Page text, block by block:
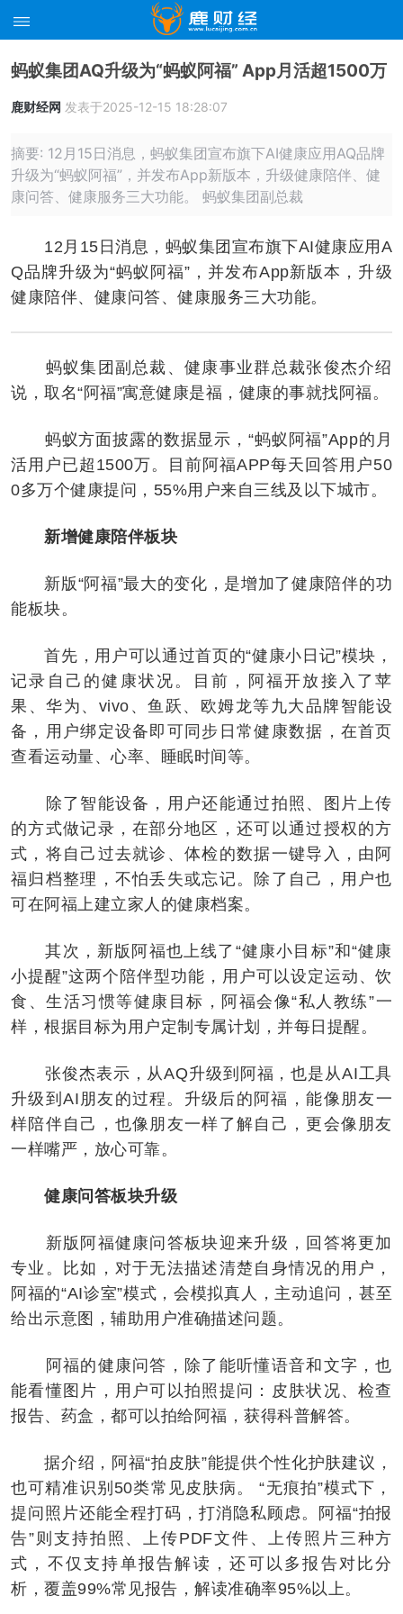
蚂蚁集团AQ升级为“蚂蚁阿福” App月活超1500万
鹿财经网 发表于2025-12-15 18:28:07
摘要: 12月15日消息，蚂蚁集团宣布旗下AI健康应用AQ品牌
升级为“蚂蚁阿福”，并发布App新版本，升级健康陪伴、健
康问答、健康服务三大功能。 蚂蚁集团副总裁
12月15日消息，蚂蚁集团宣布旗下AI健康应用A
Q品牌升级为“蚂蚁阿福”，并发布App新版本，升级
健康陪伴、健康问答、健康服务三大功能。
蚂蚁集团副总裁、健康事业群总裁张俊杰介绍
说，取名“阿福”寓意健康是福，健康的事就找阿福。
蚂蚁方面披露的数据显示，“蚂蚁阿福”App的月
活用户已超1500万。目前阿福APP每天回答用户50
0多万个健康提问，55%用户来自三线及以下城市。
新增健康陪伴板块
新版“阿福”最大的变化，是增加了健康陪伴的功
能板块。
首先，用户可以通过首页的“健康小日记”模块，
记录自己的健康状况。目前，阿福开放接入了苹
果、华为、vivo、鱼跃、欧姆龙等九大品牌智能设
备，用户绑定设备即可同步日常健康数据，在首页
查看运动量、心率、睡眠时间等。
除了智能设备，用户还能通过拍照、图片上传
的方式做记录，在部分地区，还可以通过授权的方
式，将自己过去就诊、体检的数据一键导入，由阿
福归档整理，不怕丢失或忘记。除了自己，用户也
可在阿福上建立家人的健康档案。
其次，新版阿福也上线了“健康小目标”和“健康
小提醒”这两个陪伴型功能，用户可以设定运动、饮
食、生活习惯等健康目标，阿福会像“私人教练”一
样，根据目标为用户定制专属计划，并每日提醒。
张俊杰表示，从AQ升级到阿福，也是从AI工具
升级到AI朋友的过程。升级后的阿福，能像朋友一
样陪伴自己，也像朋友一样了解自己，更会像朋友
一样嘴严，放心可靠。
健康问答板块升级
新版阿福健康问答板块迎来升级，回答将更加
专业。比如，对于无法描述清楚自身情况的用户，
阿福的“AI诊室”模式，会模拟真人，主动追问，甚至
给出示意图，辅助用户准确描述问题。
阿福的健康问答，除了能听懂语音和文字，也
能看懂图片，用户可以拍照提问：皮肤状况、检查
报告、药盒，都可以拍给阿福，获得科普解答。
据介绍，阿福“拍皮肤”能提供个性化护肤建议，
也可精准识别50类常见皮肤病。 “无痕拍”模式下，
提问照片还能全程打码，打消隐私顾虑。阿福“拍报
告”则支持拍照、上传PDF文件、上传照片三种方
式，不仅支持单报告解读，还可以多报告对比分
析，覆盖99%常见报告，解读准确率95%以上。